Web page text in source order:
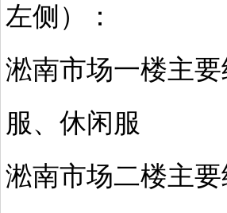
左侧）：
淞南市场一楼主
服、休闲服
淞南市场二楼主